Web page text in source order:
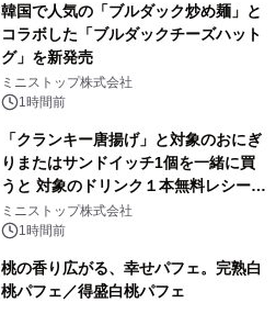
韓国で人気の「ブルダック炒め麺」と
コラボした「ブルダックチーズハット
グ」を新発売
ミニストップ株式会社
1時間前
「クランキー唐揚げ」と対象のおにぎ
りまたはサンドイッチ1個を一緒に買
うと 対象のドリンク１本無料レシート
クーポンもらえる！※1
ミニストップ株式会社
1時間前
桃の香り広がる、幸せパフェ。完熟白
桃パフェ／得盛白桃パフェ